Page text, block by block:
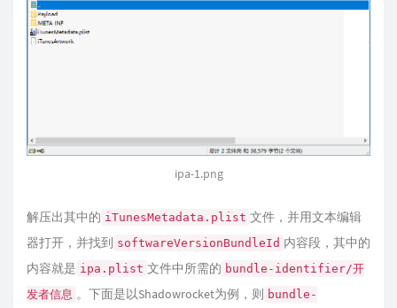
ipa-1.png
解压出其中的 iTunesMetadata.plist 文件，并用文本编辑
器打开，并找到 softwareVersionBundleId 内容段，其中的
内容就是 ipa.plist 文件中所需的 bundle-identifier/开
发者信息 。下面是以Shadowrocket为例，则 bundle-